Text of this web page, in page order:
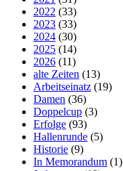
2022 (33)
2023 (33)
2024 (30)
2025 (14)
2026 (11)
alte Zeiten (13)
Arbeitseinatz (19)
Damen (36)
Doppelcup (3)
Erfolge (93)
Hallenrunde (5)
Historie (9)
In Memorandum (1)